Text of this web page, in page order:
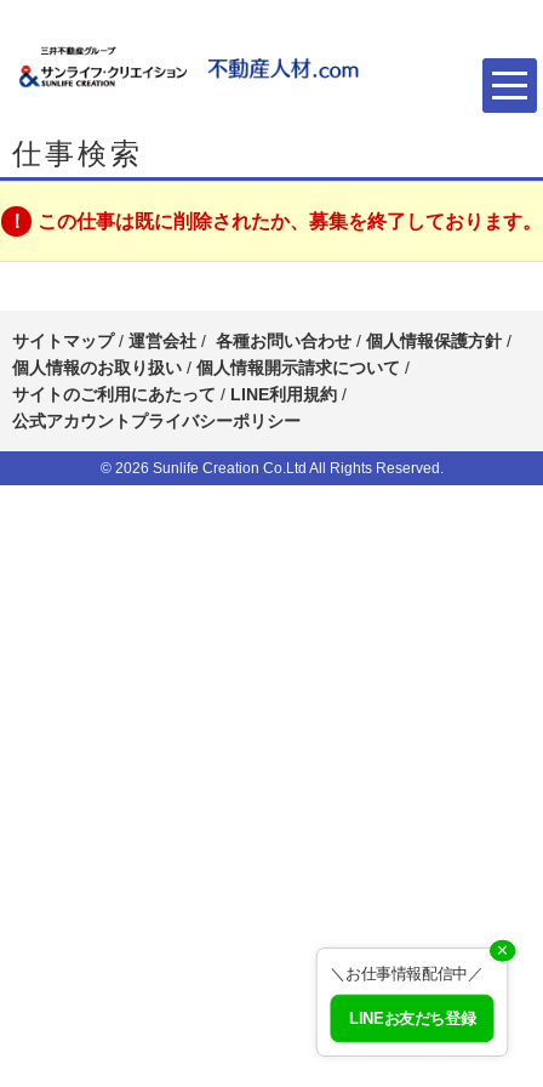
仕事検索
この仕事は既に削除されたか、募集を終了しております。
サイトマップ/ 運営会社 / 各種お問い合わせ / 個人情報保護方針 /
個人情報のお取り扱い / 個人情報開示請求について /
サイトのご利用にあたって / LINE利用規約 /
公式アカウントプライバシーポリシー
✕
＼お仕事情報配信中／
LINEお友だち登録
© 2026 Sunlife Creation Co.Ltd All Rights Reserved.